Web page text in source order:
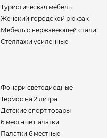
Туристическая мебель
Женский городской рюкзак
Мебель с нержавеющей стали
Стеллажи усиленные
Фонари светодиодные
Термос на 2 литра
Детские спорт товары
6 местные палатки
Палатки 6 местные